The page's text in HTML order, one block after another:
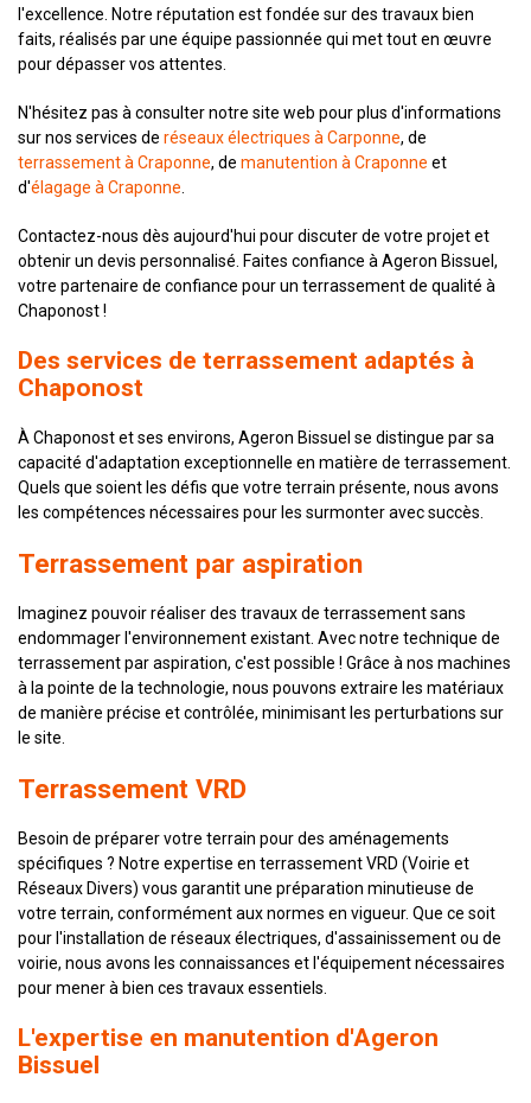
l'excellence. Notre réputation est fondée sur des travaux bien
faits, réalisés par une équipe passionnée qui met tout en œuvre
pour dépasser vos attentes.
N'hésitez pas à consulter notre site web pour plus d'informations
sur nos services de réseaux électriques à Carponne, de
terrassement à Craponne, de manutention à Craponne et
d'élagage à Craponne
Contactez-nous dès aujourd'hui pour discuter de votre projet et
obtenir un devis personnalisé. Faites confiance à Ageron Bissuel,
votre partenaire de confiance pour un terrassement de qualité à
Chaponost !
Des services de terrassement adaptés à
Chaponost
À Chaponost et ses environs, Ageron Bissuel se distingue par sa
capacité d'adaptation exceptionnelle en matière de terrassement.
Quels que soient les défis que votre terrain présente, nous avons
les compétences nécessaires pour les surmonter avec succès.
Terrassement par aspiration
Imaginez pouvoir réaliser des travaux de terrassement sans
endommager l'environnement existant. Avec notre technique de
terrassement par aspiration, c'est possible ! Grâce à nos machines
à la pointe de la technologie, nous pouvons extraire les matériaux
de manière précise et contrôlée, minimisant les perturbations sur
le site.
Terrassement VRD
Besoin de préparer votre terrain pour des aménagements
spécifiques ? Notre expertise en terrassement VRD (Voirie et
Réseaux Divers) vous garantit une préparation minutieuse de
votre terrain, conformément aux normes en vigueur. Que ce soit
pour l'installation de réseaux électriques, d'assainissement ou de
voirie, nous avons les connaissances et l'équipement nécessaires
pour mener à bien ces travaux essentiels.
L'expertise en manutention d'Ageron
Bissuel